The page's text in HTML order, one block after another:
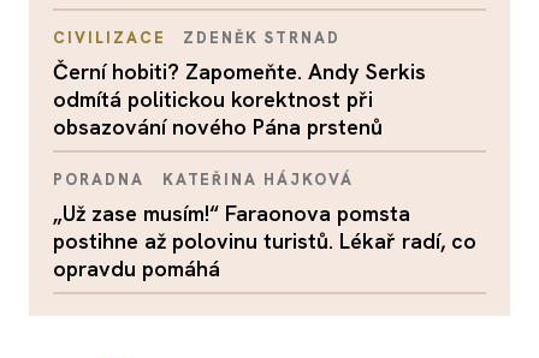
CIVILIZACE ZDENĚK STRNAD
Černí hobiti? Zapomeňte. Andy Serkis
odmítá politickou korektnost při
obsazování nového Pána prstenů
PORADNA KATEŘINA HÁJKOVÁ
„Už zase musím!“ Faraonova pomsta
postihne až polovinu turistů. Lékař radí, co
opravdu pomáhá